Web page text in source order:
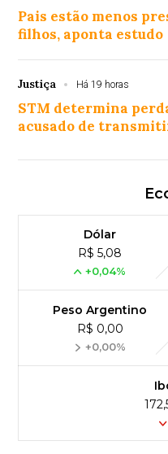
Pais estão menos
filhos, aponta estudo
Justiça Há 19 horas
STM determina
acusado de
Dólar
R$ 5,08
+0,04%
Peso Argentino
R$ 0,00
+0,00%